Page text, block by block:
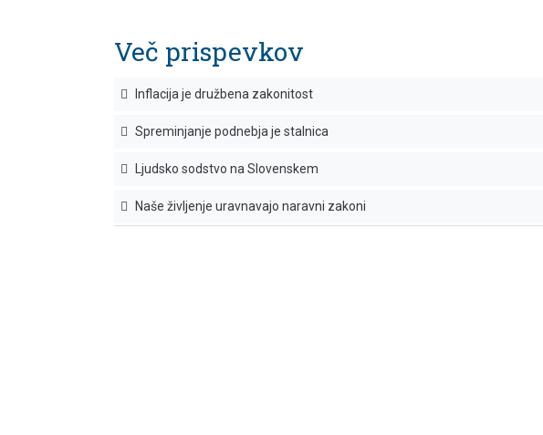
Več prispevkov
Inflacija je družbena zakonitost
Spreminjanje podnebja je stalnica
Ljudsko sodstvo na Slovenskem
Naše življenje uravnavajo naravni zakoni